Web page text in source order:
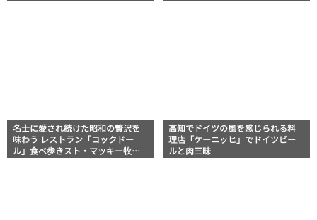
名士に愛され続けた昭和の贅沢を
味わう レストラン「コックドー
ル」食べ歩きスト・マッキー牧元
高知でドイツの風を感じられる料
理店「ケーニッヒ」でドイツビー
ルと肉三昧